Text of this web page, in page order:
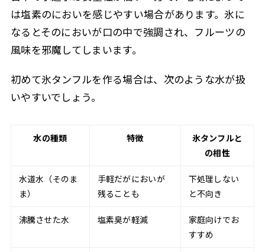
は塩素のにおいを感じやすい場合があります。氷に
なるとそのにおいが口の中で強調され、フルーツの
風味を邪魔してしまいます。
初めて氷タンフルを作る場合は、次のような水が扱
いやすいでしょう。
水の種類 特徴
氷タンフルと
の相性
水道水（そのま
ま）
手軽だがにおいが
残ることも
下処理しない
と不向き
沸騰させた水 塩素臭が軽減
家庭向けでお
すすめ